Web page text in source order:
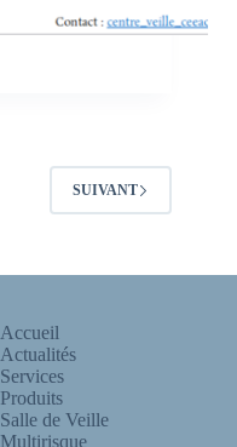
SUIVANT
Accueil
Actualités
Services
Produits
Salle de Veille
Multirisque